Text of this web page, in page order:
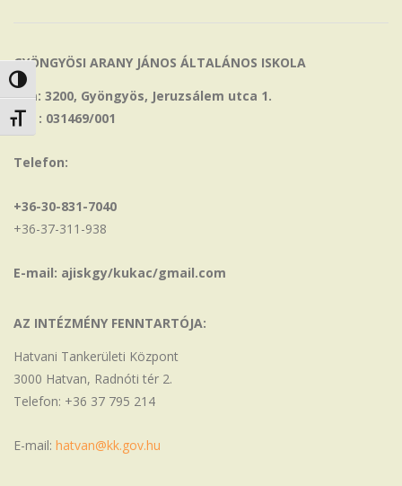
Nagy kontraszt váltása
Betűméret váltása
GYÖNGYÖSI ARANY JÁNOS ÁLTALÁNOS ISKOLA
Cím: 3200, Gyöngyös, Jeruzsálem utca 1.
OM : 031469/001
Telefon:
+36-30-831-7040
+36-37-311-938
E-mail: ajiskgy/kukac/gmail.com
AZ INTÉZMÉNY FENNTARTÓJA:
Hatvani Tankerületi Központ
3000 Hatvan, Radnóti tér 2.
Telefon: +36 37 795 214
E-mail: hatvan@kk.gov.hu